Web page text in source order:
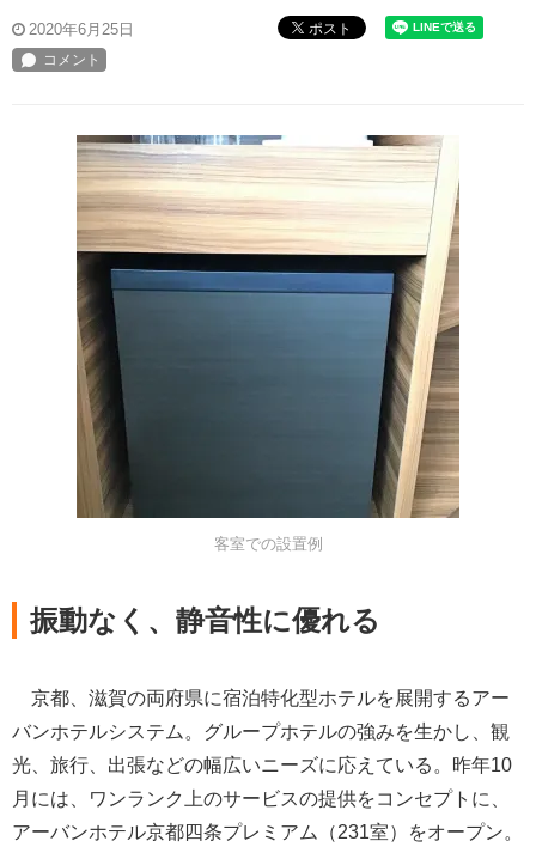
2020年6月25日 ポスト
客室での設置例
振動なく、静音性に優れる
京都、滋賀の両府県に宿泊特化型ホテルを展開するアー
バンホテルシステム。グループホテルの強みを生かし、観
光、旅行、出張などの幅広いニーズに応えている。昨年10
月には、ワンランク上のサービスの提供をコンセプトに、
アーバンホテル京都四条プレミアム（231室）をオープン。